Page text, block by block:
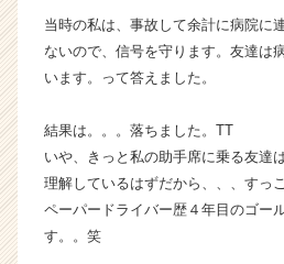
e
r）
当時の私は、事故して余計に病院に
ないので、信号を守ります。友達は
います。って答えました。
結果は。。。落ちました。TT
いや、きっと私の助手席に乗る友達
理解しているはずだから、、、すっ
ペーパードライバー歴４年目のゴー
す。。笑